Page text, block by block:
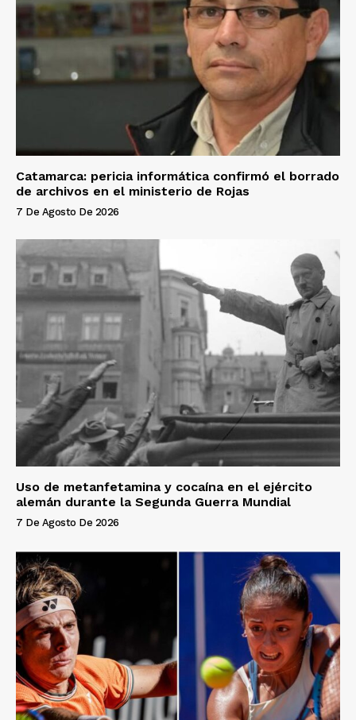
Catamarca: pericia informática confirmó el borrado
de archivos en el ministerio de Rojas
7 De Agosto De 2026
Uso de metanfetamina y cocaína en el ejército
alemán durante la Segunda Guerra Mundial
7 De Agosto De 2026